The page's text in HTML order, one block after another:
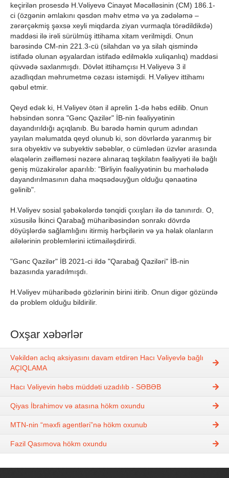
keçirilən prosesdə H.Vəliyevə Cinayət Məcəlləsinin (CM) 186.1-
ci (özgənin əmlakını qəsdən məhv etmə və ya zədələmə –
zərərçəkmiş şəxsə xeyli miqdarda ziyan vurmaqla törədildikdə)
maddəsi ilə irəli sürülmüş ittihama xitam verilmişdi. Onun
barəsində CM-nin 221.3-cü (silahdan və ya silah qismində
istifadə olunan əşyalardan istifadə edilməklə xuliqanlıq) maddəsi
qüvvədə saxlanmışdı. Dövlət ittihamçısı H.Vəliyevə 3 il
azadlıqdan məhrumetmə cəzası istəmişdi. H.Vəliyev ittihamı
qəbul etmir.
Qeyd edək ki, H.Vəliyev ötən il aprelin 1-də həbs edilib. Onun
həbsindən sonra "Gənc Qazilər" İB-nin fəaliyyətinin
dayandırıldığı açıqlanıb. Bu barədə həmin qurum adından
yayılan məlumatda qeyd olunub ki, son dövrlərdə yaranmış bir
sıra obyektiv və subyektiv səbəblər, o cümlədən üzvlər arasında
əlaqələrin zəifləməsi nəzərə alınaraq təşkilatın fəaliyyəti ilə bağlı
geniş müzakirələr aparılıb: "Birliyin fəaliyyətinin bu mərhələdə
dayandırılmasının daha məqsədəuyğun olduğu qənaətinə
gəlinib".
H.Vəliyev sosial şəbəkələrdə tənqidi çıxışları ilə də tanınırdı. O,
xüsusilə İkinci Qarabağ müharibəsindən sonrakı dövrdə
döyüşlərdə sağlamlığını itirmiş hərbçilərin və ya həlak olanların
ailələrinin problemlərini ictimailəşdirirdi.
"Gənc Qazilər" İB 2021-ci ildə "Qarabağ Qaziləri" İB-nin
bazasında yaradılmışdı.
H.Vəliyev müharibədə gözlərinin birini itirib. Onun digər gözündə
də problem olduğu bildirilir.
Oxşar xəbərlər
Vəkildən aclıq aksiyasını davam etdirən Hacı Vəliyevlə bağlı
AÇIQLAMA
Hacı Vəliyevin həbs müddəti uzadılıb - SƏBƏB
Qiyas İbrahimov və atasına hökm oxundu
MTN-nin “məxfi agentləri”nə hökm oxunub
Fazil Qasımova hökm oxundu